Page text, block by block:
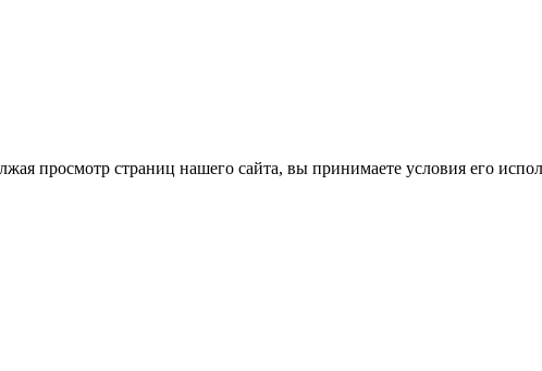
просмотр страниц нашего сайта, вы принимаете условия его